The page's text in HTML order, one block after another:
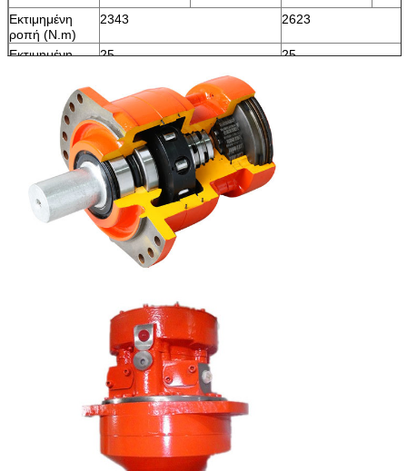
Εκτιμημένη
ροπή (N.m)
2343 2623
Εκτιμημένη
25 25
Ανώτατη πίεση
Εκτιμημένη
70
ταχύτητας
(r/min)
0-170